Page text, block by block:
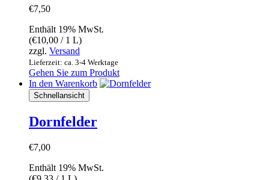
€7,50
Enthält 19% MwSt.
(€10,00 / 1 L)
zzgl. Versand
Lieferzeit: ca. 3-4 Werktage
Gehen Sie zum Produkt
In den Warenkorb
Schnellansicht
Dornfelder
€7,00
Enthält 19% MwSt.